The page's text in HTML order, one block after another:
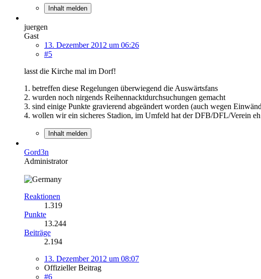
Inhalt melden
juergen
Gast
13. Dezember 2012 um 06:26
#5
lasst die Kirche mal im Dorf!
1. betreffen diese Regelungen überwiegend die Auswärtsfans
2. wurden noch nirgends Reihennacktdurchsuchungen gemacht
3. sind einige Punkte gravierend abgeändert worden (auch wegen
4. wollen wir ein sicheres Stadion, im Umfeld hat der DFB/DFL/Verein
Inhalt melden
Gord3n
Administrator
Reaktionen
1.319
Punkte
13.244
Beiträge
2.194
13. Dezember 2012 um 08:07
Offizieller Beitrag
#6